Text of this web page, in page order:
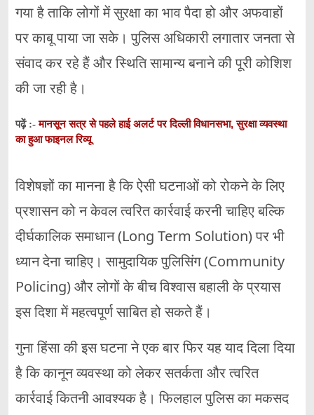
गया है ताकि लोगों में सुरक्षा का भाव पैदा हो और अफवाहों
पर काबू पाया जा सके। पुलिस अधिकारी लगातार जनता से
संवाद कर रहे हैं और स्थिति सामान्य बनाने की पूरी कोशिश
की जा रही है।
पढ़ें :-मानसून सत्र से पहले हाई अलर्ट पर दिल्ली विधानसभा, सुरक्षा व्यवस्था
का हुआ फाइनल रिव्यू
विशेषज्ञों का मानना है कि ऐसी घटनाओं को रोकने के लिए
प्रशासन को न केवल त्वरित कार्रवाई करनी चाहिए बल्कि
दीर्घकालिक समाधान (Long Term Solution) पर भी
ध्यान देना चाहिए। सामुदायिक पुलिसिंग (Community
Policing) और लोगों के बीच विश्वास बहाली के प्रयास
इस दिशा में महत्वपूर्ण साबित हो सकते हैं।
गुना हिंसा की इस घटना ने एक बार फिर यह याद दिला दिया
है कि कानून व्यवस्था को लेकर सतर्कता और त्वरित
कार्रवाई कितनी आवश्यक है। फिलहाल पुलिस का मकसद